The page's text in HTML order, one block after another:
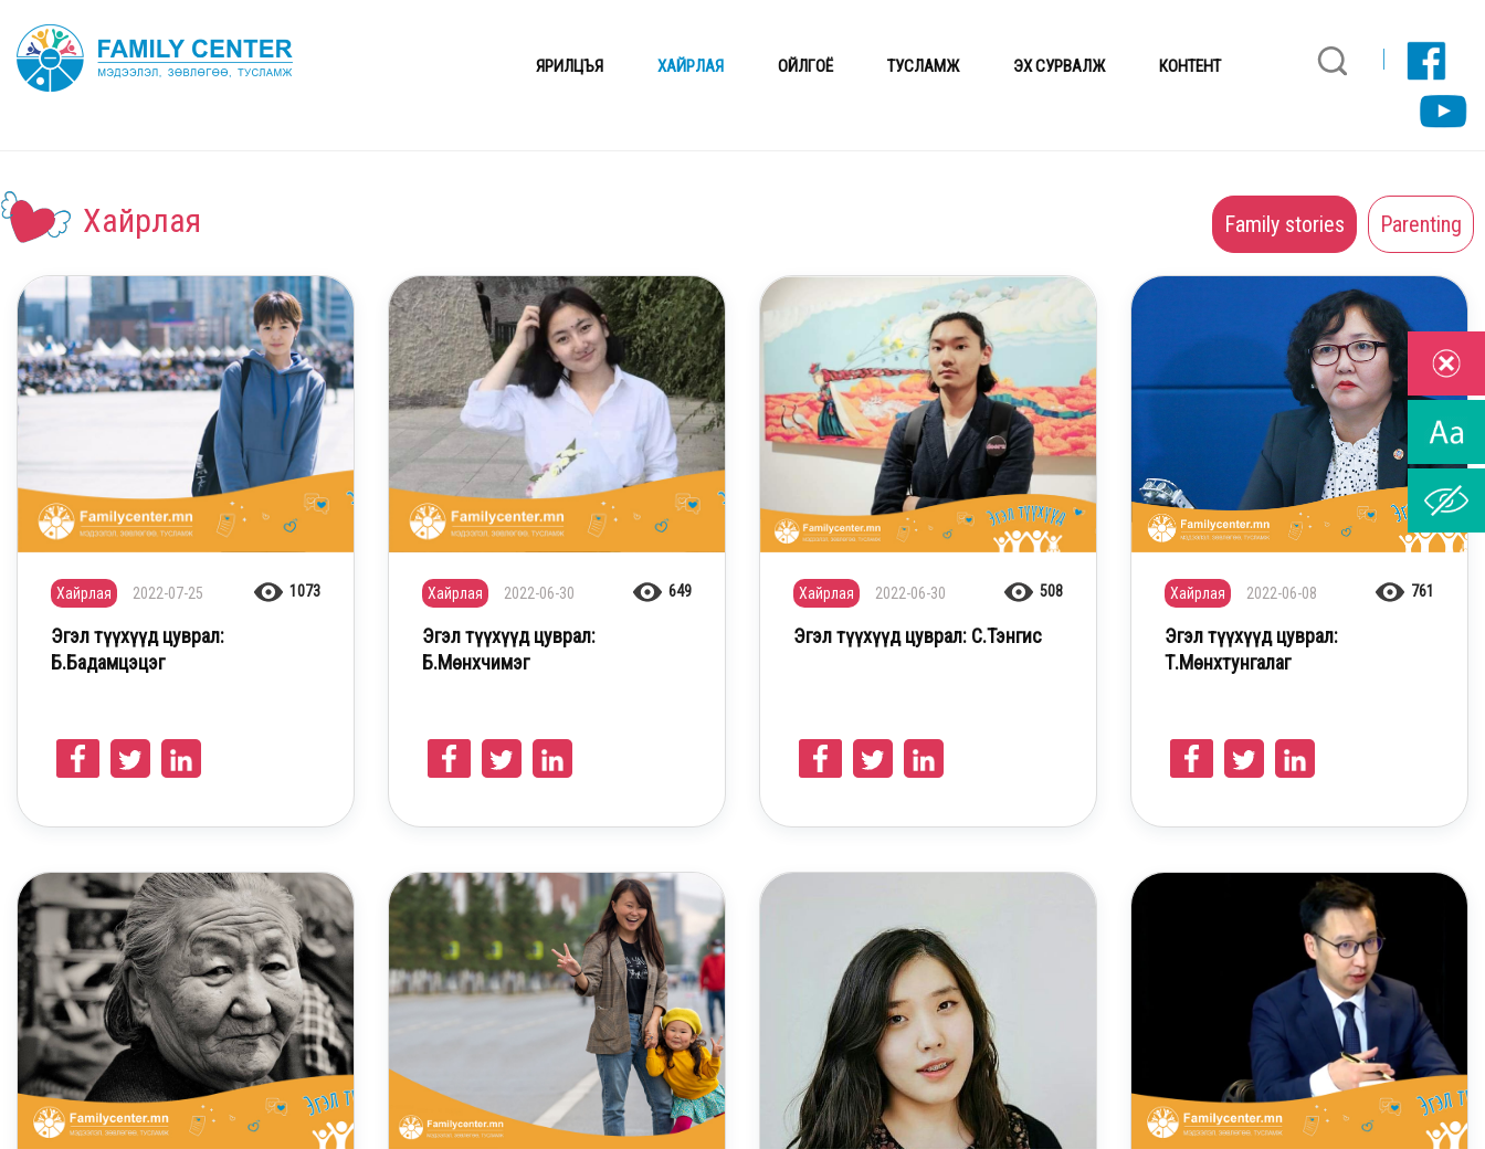
ЯРИЛЦЪЯ ХАЙРЛАЯ ОЙЛГОЁ ТУСЛАМЖ ЭХ СУРВАЛЖ КОНТЕНТ
Хайрлая Parenting
Family stories
Хайрлая 2022-07-25 1073
Эгэл түүхүүд цуврал:
Б.Бадамцэцэг
Хайрлая 2022-06-30 649
Эгэл түүхүүд цуврал:
Б.Мөнхчимэг
Хайрлая 2022-06-30 508
Эгэл түүхүүд цуврал: С.Тэнгис
Хайрлая 2022-06-08 761
Эгэл түүхүүд цуврал:
Т.Мөнхтунгалаг